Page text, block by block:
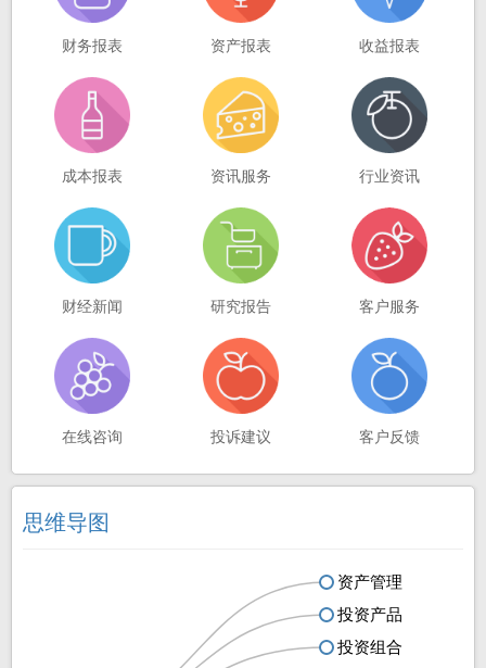
财务报表 资产报表 收益报表
成本报表 资讯服务 行业资讯
财经新闻 研究报告 客户服务
在线咨询 投诉建议 客户反馈
思维导图
投资组合
投资组合
投资产品
投资产品
资产管理
资产管理